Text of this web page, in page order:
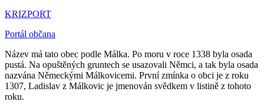
KRIZPORT
Portál občana
Název má tato obec podle Málka. Po moru v roce 1338 byla osada
pustá. Na opuštěných gruntech se usazovali Němci, a tak byla osada
nazvána Německými Málkovicemi. První zmínka o obci je z roku
1307, Ladislav z Málkovic je jmenován svědkem v listině z tohoto
roku.